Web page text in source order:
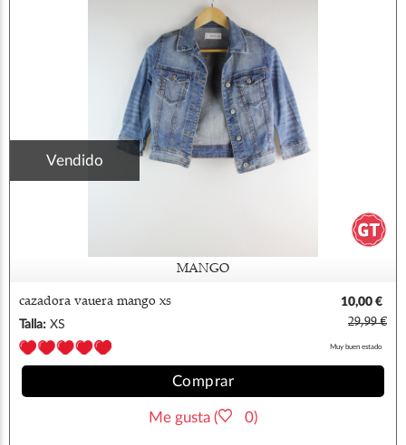
Vendido
MANGO
cazadora vauera mango xs
10,00 €
Talla: XS 29,99 €
Muy buen estado
Comprar
Me gusta ( 0)